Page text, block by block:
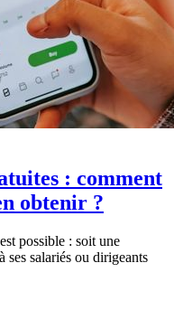
: comment
obtenir ?
possible : soit une
ses salariés ou dirigeants